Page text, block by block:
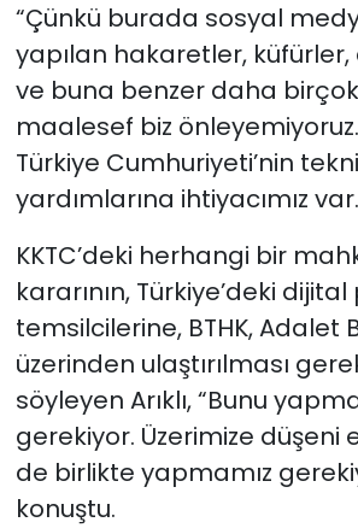
“Çünkü burada sosyal
yapılan hakaretler, küfürler,
ve buna benzer daha
maalesef biz
Türkiye Cumhuriyeti’nin
yardımlarına ihtiyacımız
KKTC’deki herhangi bir
kararının, Türkiye’deki
temsilcilerine, BTHK, Adalet
üzerinden ulaştırılması
söyleyen Arıklı, “Bunu
gerekiyor. Üzerimize düşeni
de birlikte yapmamız
konuştu.